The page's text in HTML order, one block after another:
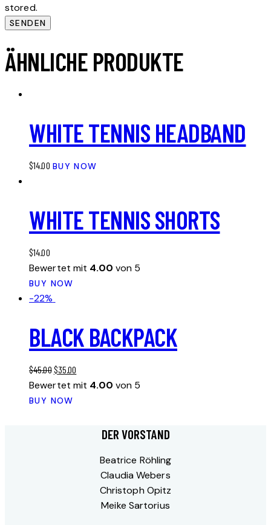
stored.
ÄHNLICHE PRODUKTE
WHITE TENNIS HEADBAND
$14.00 BUY NOW
WHITE TENNIS SHORTS
$14.00
Bewertet mit 4.00 von 5
BUY NOW
-22%
BLACK BACKPACK
$45.00Ursprünglicher
Preis
war:
$35.00
Preis
Bewertet mit 4.00 von 5
BUY NOW
DER VORSTAND
Beatrice Röhling
Claudia Webers
Christoph Opitz
Meike Sartorius